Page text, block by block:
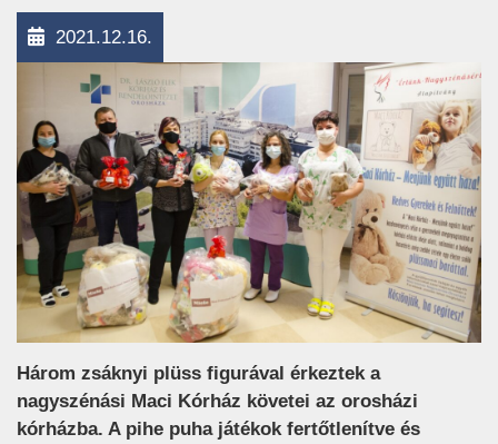
2021.12.16.
Három zsáknyi plüss figurával érkeztek a
nagyszénási Maci Kórház követei az orosházi
kórházba. A pihe puha játékok fertőtlenítve és